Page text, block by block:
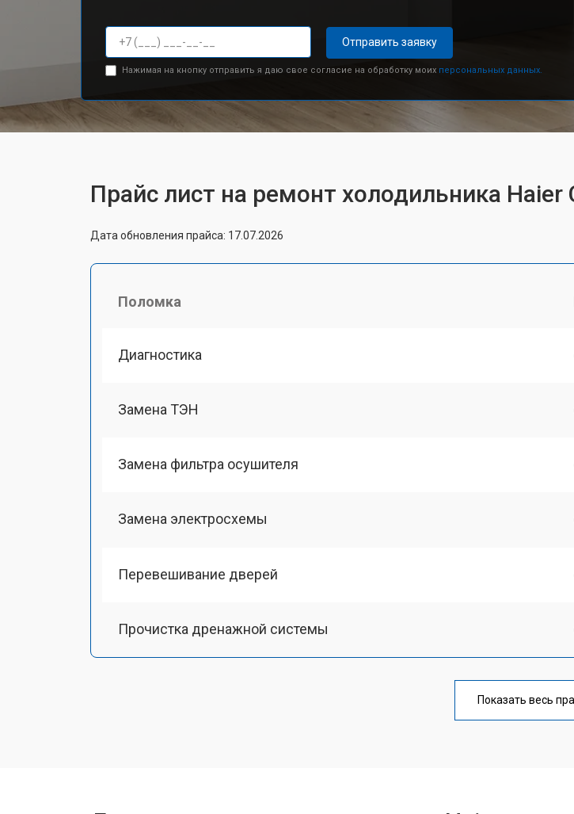
Отправить заявку
Нажимая на кнопку отправить я даю свое согласие на обработку моих персональных данных.
Прайс лист на ремонт холодильника Haier
Дата обновления прайса: 17.07.2026
Поломка
Диагностика
Замена ТЭН
Замена фильтра осушителя
Замена электросхемы
Перевешивание дверей
Прочистка дренажной системы
Показать весь